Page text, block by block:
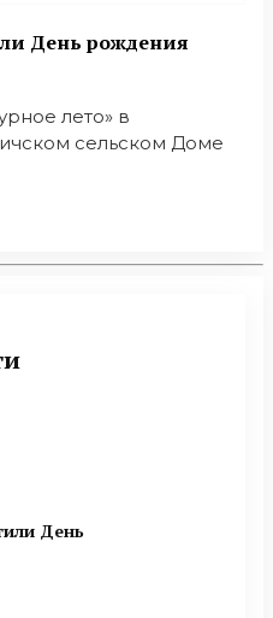
День рождения
лето» в
сельском Доме
День